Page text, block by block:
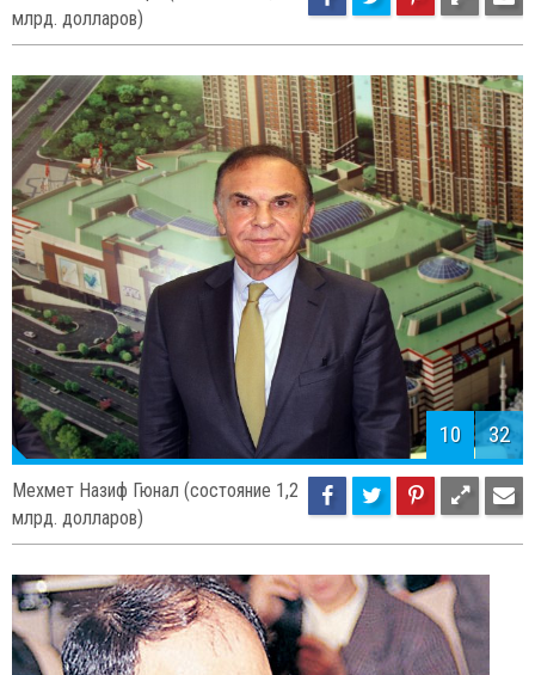
9 32
Мехмет Синан Тара (состояние 1,2
млрд. долларов)
10 32
Мехмет Назиф Гюнал (состояние 1,2
млрд. долларов)